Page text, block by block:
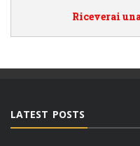
Riceverai
LATEST POSTS